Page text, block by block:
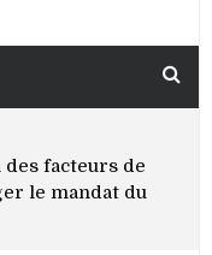
facteurs de
le mandat du